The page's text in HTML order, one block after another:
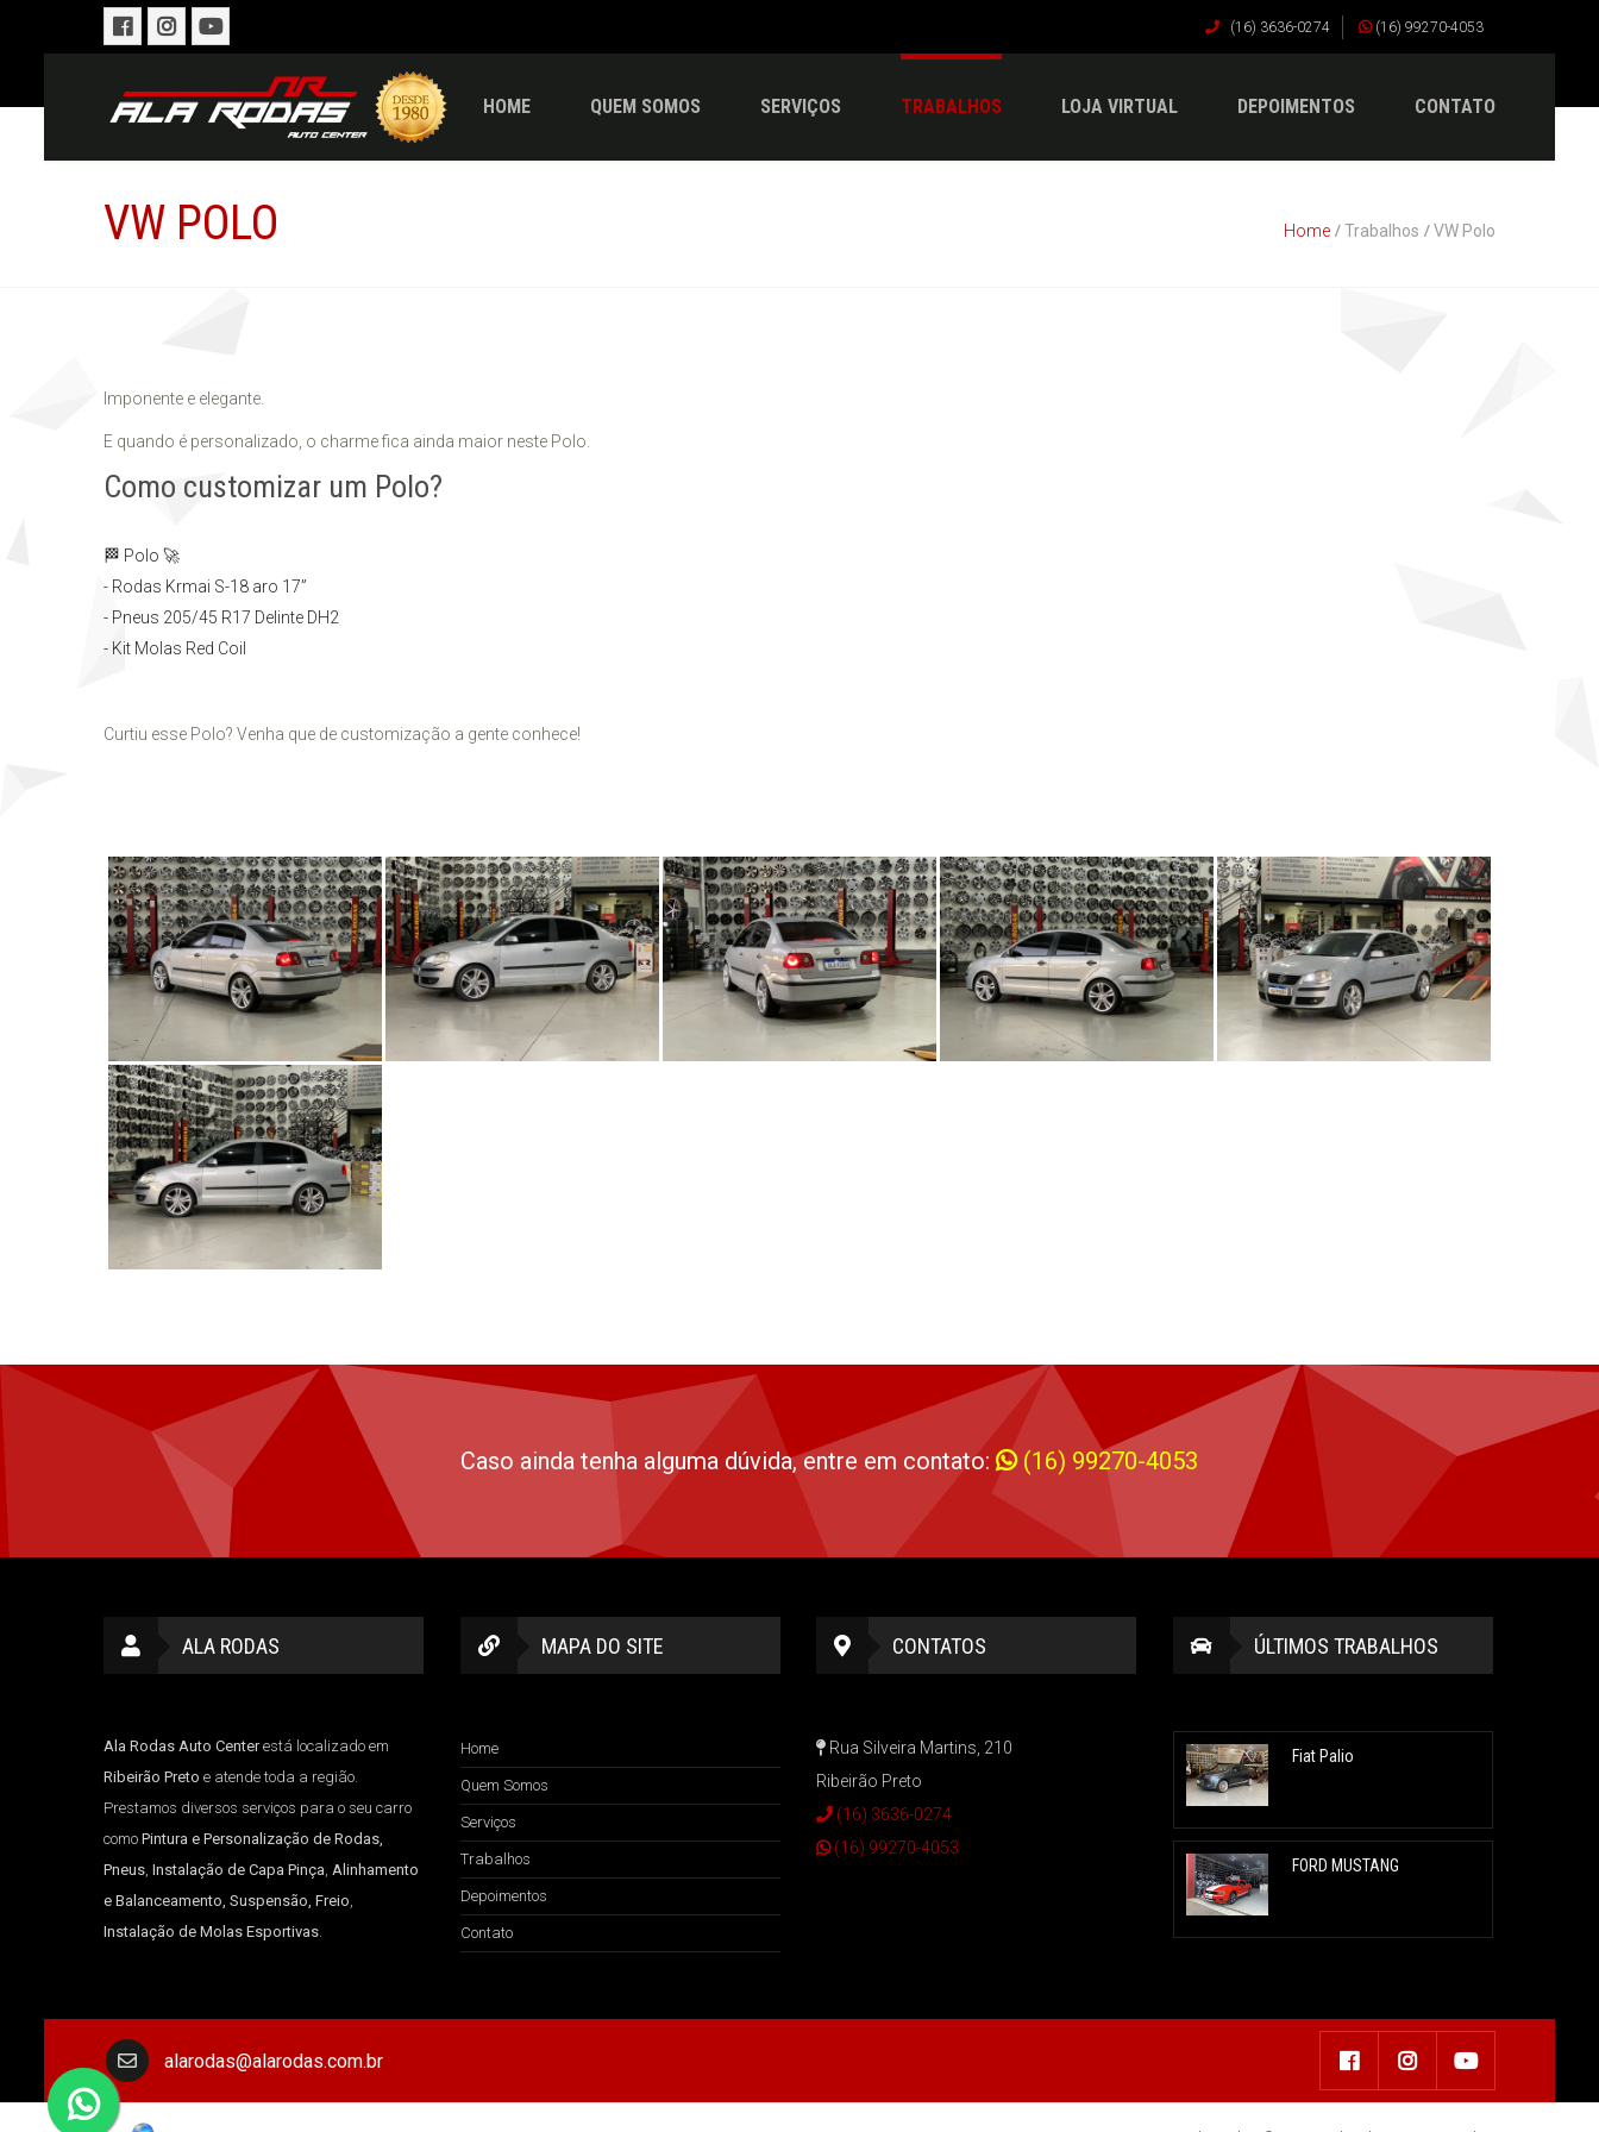
(16) 3636-0274 (16) 99270-4053
HOME QUEM SOMOS SERVIÇOS TRABALHOS LOJA VIRTUAL DEPOIMENTOS CONTATO
VW POLO Home Trabalhos VW Polo
Imponente e elegante.
E quando é personalizado, o charme fica ainda maior neste Polo.
Como customizar um Polo?
🏁 Polo 🚀
- Rodas Krmai S-18 aro 17”
- Pneus 205/45 R17 Delinte DH2
- Kit Molas Red Coil
Curtiu esse Polo? Venha que de customização a gente conhece!
Caso ainda tenha alguma dúvida, entre em contato: (16) 99270-4053
ALA RODAS
Ala Rodas Auto Centerestá localizado em
Ribeirão Preto e atende toda a região.
Prestamos diversos serviços para o seu carro
como Pintura e Personalização de Rodas,
Pneus, Instalação de Capa Pinça, Alinhamento
e Balanceamento, Suspensão, Freio,
Instalação de Molas Esportivas.
MAPA DO SITE
Home
Quem Somos
Serviços
Trabalhos
Depoimentos
Contato
CONTATOS
Rua Silveira Martins, 210
Ribeirão Preto
(16) 3636-0274
(16) 99270-4053
ÚLTIMOS TRABALHOS
Fiat Palio
FORD MUSTANG
alarodas@alarodas.com.br